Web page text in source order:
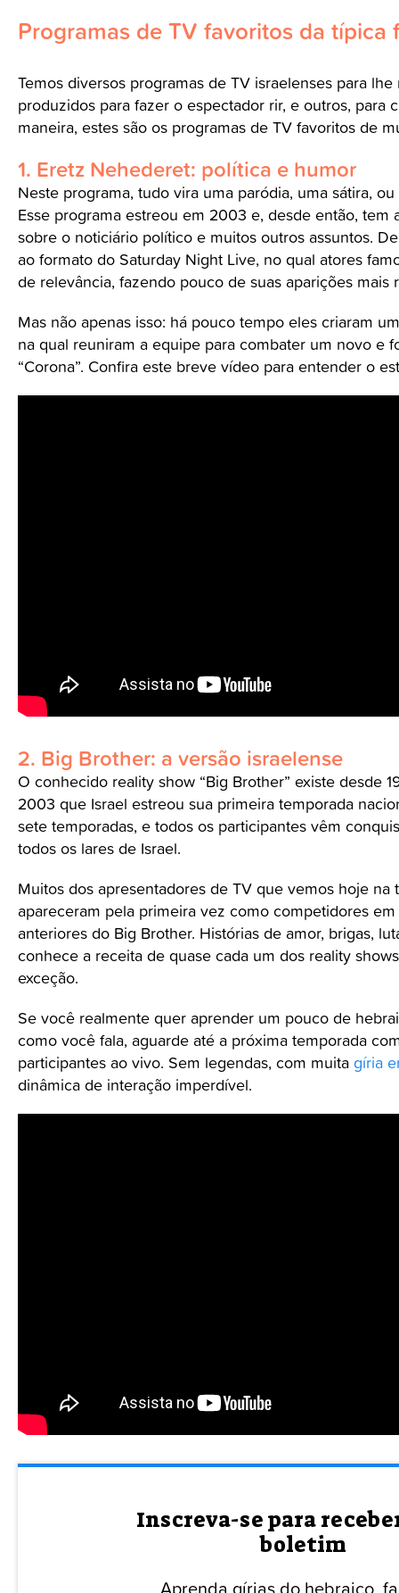
Programas de TV favoritos da típica
Temos diversos programas de TV israelenses para
produzidos para fazer o espectador rir, e outros, para
maneira, estes são os programas de TV favoritos de
1. Eretz Nehederet: política e humor
Neste programa, tudo vira uma paródia, uma sátira,
Esse programa estreou em 2003 e, desde então, tem
sobre o noticiário político e muitos outros assuntos.
ao formato do Saturday Night Live, no qual atores
de relevância, fazendo pouco de suas aparições mais
Mas não apenas isso: há pouco tempo eles criaram
na qual reuniram a equipe para combater um novo e
“Corona”. Confira este breve vídeo para entender o
2. Big Brother: a versão israelense
O conhecido reality show “Big Brother” existe desde
2003 que Israel estreou sua primeira temporada
sete temporadas, e todos os participantes vêm
todos os lares de Israel.
Muitos dos apresentadores de TV que vemos hoje na
apareceram pela primeira vez como competidores
anteriores do Big Brother. Histórias de amor, brigas,
conhece a receita de quase cada um dos reality
exceção.
Se você realmente quer aprender um pouco de
como você fala, aguarde até a próxima temporada
participantes ao vivo. Sem legendas, com muita gíria
dinâmica de interação imperdível.
Inscreva-se para
boletim
Aprenda gírias do hebraico,